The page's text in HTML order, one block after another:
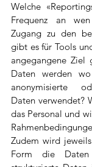
Welche
Frequenz an
Zugang zu den
gibt es für Tools
angegangene Ziel
Daten werden
anonymisierte
Daten verwendet?
das Personal und
Zudem wird
Form die